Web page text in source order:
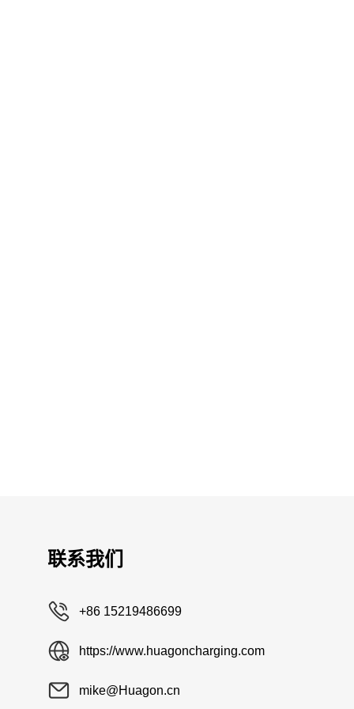
联系我们
+86 15219486699
https://www.huagoncharging.com
mike@Huagon.cn